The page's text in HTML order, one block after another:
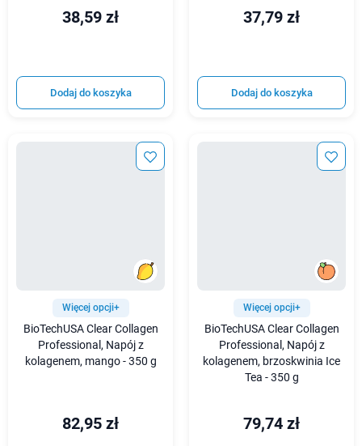
38,59 zł
Dodaj do koszyka
37,79 zł
Dodaj do koszyka
Więcej opcji+
BioTechUSA Clear Collagen
Professional, Napój z
kolagenem, mango - 350 g
82,95 zł
Więcej opcji+
BioTechUSA Clear Collagen
Professional, Napój z
kolagenem, brzoskwinia Ice
Tea - 350 g
79,74 zł